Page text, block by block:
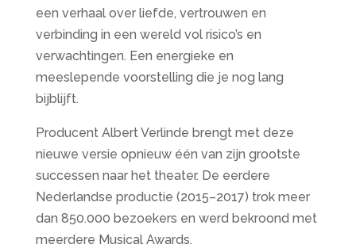
een verhaal over liefde, vertrouwen en
verbinding in een wereld vol risico’s en
verwachtingen. Een energieke en
meeslepende voorstelling die je nog lang
bijblijft.
Producent Albert Verlinde brengt met deze
nieuwe versie opnieuw één van zijn grootste
successen naar het theater. De eerdere
Nederlandse productie (2015–2017) trok meer
dan 850.000 bezoekers en werd bekroond met
meerdere Musical Awards.